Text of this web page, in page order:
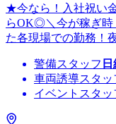
★今なら！入社祝い
らOK◎＼今が稼ぎ時
た各現場での勤務！
警備スタッフ
車両誘導スタッ
イベントスタッ